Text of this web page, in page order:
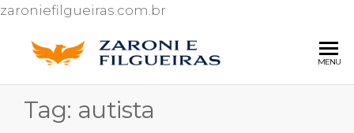
zaroniefilgueiras.com.br
ZARONI
Escritório deMENU
Tag: autista